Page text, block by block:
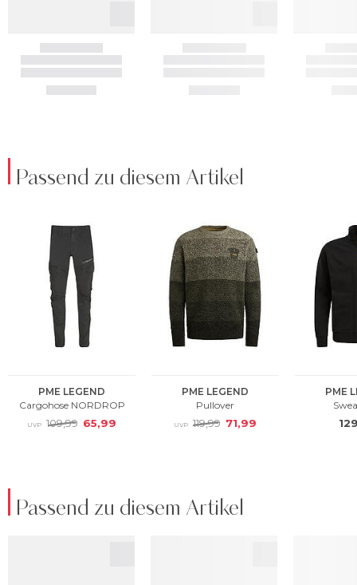
Passend zu diesem Artikel
Passend zu diesem Artikel